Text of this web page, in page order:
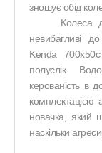
зношує обід
Колеса
невибагливі
Kenda
полуслік.
керованість в
комплектацією
новачка, який
наскільки